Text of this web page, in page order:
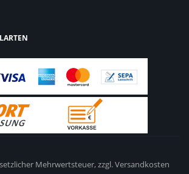
Mehrwertsteuer,zzgl. Versandkosten